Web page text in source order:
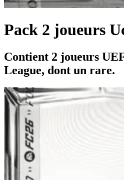
Pack 2 joueurs
Contient 2 joueurs
League, dont un rare.